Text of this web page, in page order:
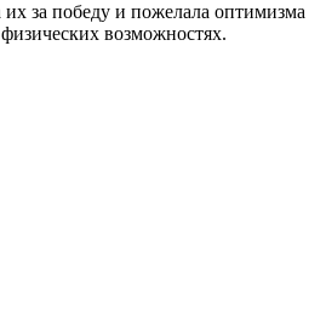
за победу и пожелала оптимизма
возможностях.